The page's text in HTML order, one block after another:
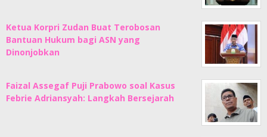
Ketua Korpri Zudan Buat Terobosan
Bantuan Hukum bagi ASN yang
Dinonjobkan
Faizal Assegaf Puji Prabowo soal Kasus
Febrie Adriansyah: Langkah Bersejarah